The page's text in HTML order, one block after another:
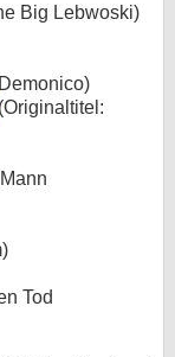
Big Lebwoski)
(Originaltitel:
Tod